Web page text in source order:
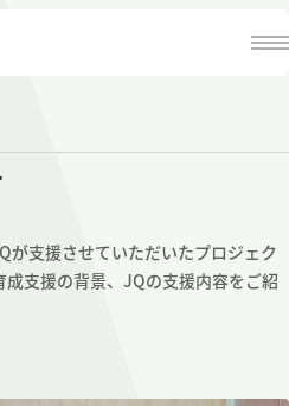
が支援させていただいたプロジェク
支援の背景、JQの支援内容をご紹